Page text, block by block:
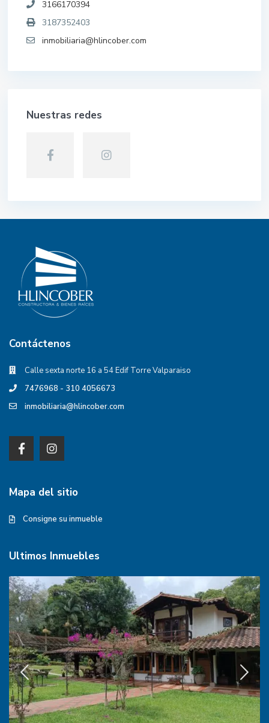
3166170394
3187352403
inmobiliaria@hlincober.com
Nuestras redes
Contáctenos
Calle sexta norte 16 a 54 Edif Torre Valparaiso
7476968 - 310 4056673
inmobiliaria@hlincober.com
Mapa del sitio
Consigne su inmueble
Ultimos Inmuebles